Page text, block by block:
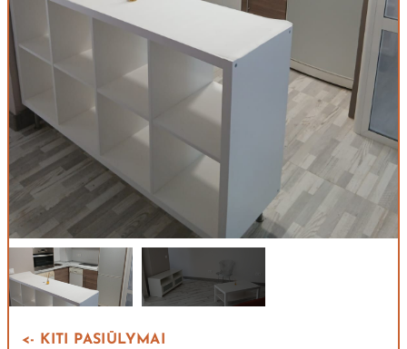
<- KITI PASIŪLYMAI